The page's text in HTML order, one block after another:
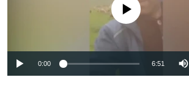
No media source currently
0:00 6:51